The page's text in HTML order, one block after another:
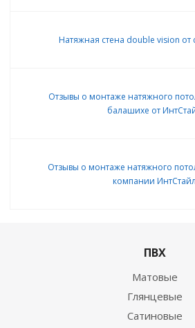
Натяжная стена double vision от
Отзывы о монтаже натяжного
балашихе от
Отзывы о монтаже натяжного
компании ИнтСтайл
ПВХ
Матовые
Глянцевые
Сатиновые